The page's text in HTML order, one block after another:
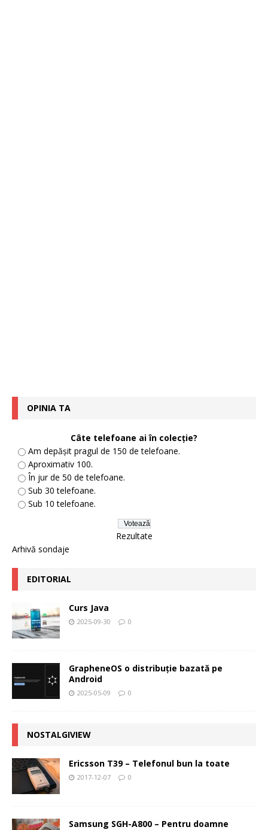
OPINIA TA
Câte telefoane ai în colecție?
Am depășit pragul de 150 de telefoane.
Aproximativ 100.
În jur de 50 de telefoane.
Sub 30 telefoane.
Sub 10 telefoane.
Rezultate
Arhivă sondaje
EDITORIAL
Curs Java
2025-09-30 0
GrapheneOS o distribuție bazată pe
Android
2025-05-09 0
NOSTALGIVIEW
Ericsson T39 – Telefonul bun la toate
2017-12-07 0
Samsung SGH-A800 – Pentru doamne